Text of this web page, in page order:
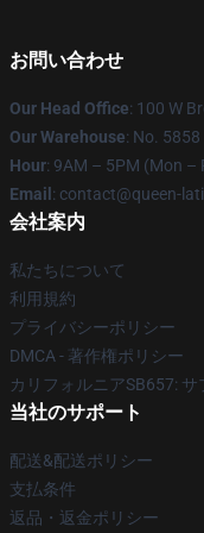
お問い合わせ
Our Head Office: 100 W
Our Warehouse: No.
Hour: 9AM – 5PM (Mon –
Email : contact@queen-
会社案内
私たちについて
利用規約
プライバシーポリシー
DMCA - 著作権ポリシー
カリフォルニアSB657:
当社のサポート
配送&配送ポリシー
支払条件
返品・返金ポリシー